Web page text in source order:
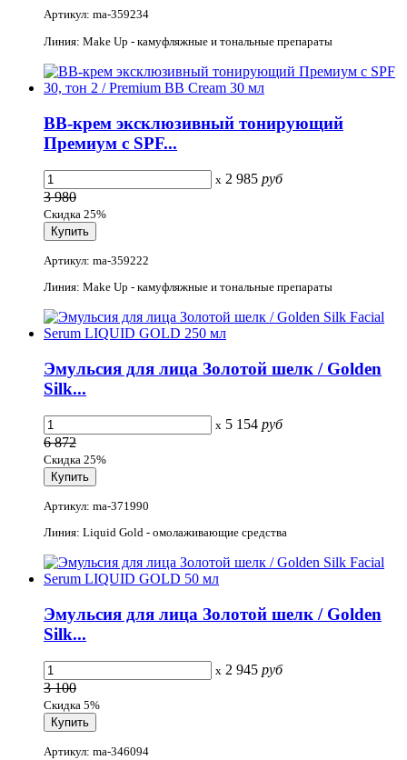
Артикул: ma-359234
Линия: Make Up - камуфляжные и тональные препараты
ВВ-крем эксклюзивный тонирующий
Премиум с SPF...
x 2 985 руб
3 980
Скидка 25%
Артикул: ma-359222
Линия: Make Up - камуфляжные и тональные препараты
Эмульсия для лица Золотой шелк / Golden
Silk...
x 5 154 руб
6 872
Скидка 25%
Артикул: ma-371990
Линия: Liquid Gold - омолаживающие средства
Эмульсия для лица Золотой шелк / Golden
Silk...
x 2 945 руб
3 100
Скидка 5%
Артикул: ma-346094